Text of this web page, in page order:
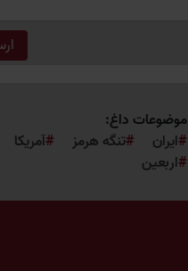
موضوعات داغ:
ایران
تنگه هرمز آمریکا
اربعین